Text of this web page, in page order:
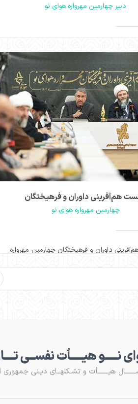
دبیر چهارمین مهرواره هوای نو
هوای نو با تأکید بر لزوم به‌روز شدن هیأت‌ها
طراحی آینده هیأت‌ها دانست. وی از تعریف ۲۶ رشته
دوره چهارم این مهرواره خبر داد.
هم‌آفرینی داوران و فرهیختگان
چهارمین مهرواره هوای نو
داوران و فرهیختگان چهارمین مهرواره
عرصه ستایشگری اهل بیت در مجموعه
برگزار شد.
نـــــو هیـــــأت نفســی
هیـــــــأت و تشـکلهــای دیـنی جمهوری